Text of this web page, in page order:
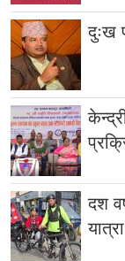
दुःख
दश
यात्रा